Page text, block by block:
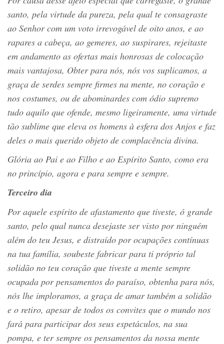
santo, pela virtude da pureza, pela qual te consagraste
ao Senhor com um voto irrevogável de oito anos, e ao
rapares a cabeça, ao gemeres, ao suspirares, rejeitaste
em andamento as ofertas mais honrosas de colocação
mais vantajosa, Obter para nós, nós vos suplicamos, a
graça de serdes sempre firmes na mente, no coração e
nos costumes, ou de abominardes com ódio supremo
tudo aquilo que ofende, mesmo ligeiramente, uma virtude
tão sublime que eleva os homens à esfera dos Anjos e faz
deles o mais querido objeto de complacência divina.
Glória ao Pai e ao Filho e ao Espírito Santo, como era
no princípio, agora e para sempre e sempre.
Terceiro dia
Por aquele espírito de afastamento que tiveste, ó grande
santo, pelo qual nunca desejaste ser visto por ninguém
além do teu Jesus, e distraído por ocupações contínuas
na tua família, soubeste fabricar para ti próprio tal
solidão no teu coração que tiveste a mente sempre
ocupada por pensamentos do paraíso, obtenha para nós,
nós lhe imploramos, a graça de amar também a solidão
e o retiro, apesar de todos os convites que o mundo nos
fará para participar dos seus espetáculos, na sua
pompa, e ter sempre os pensamentos da nossa mente